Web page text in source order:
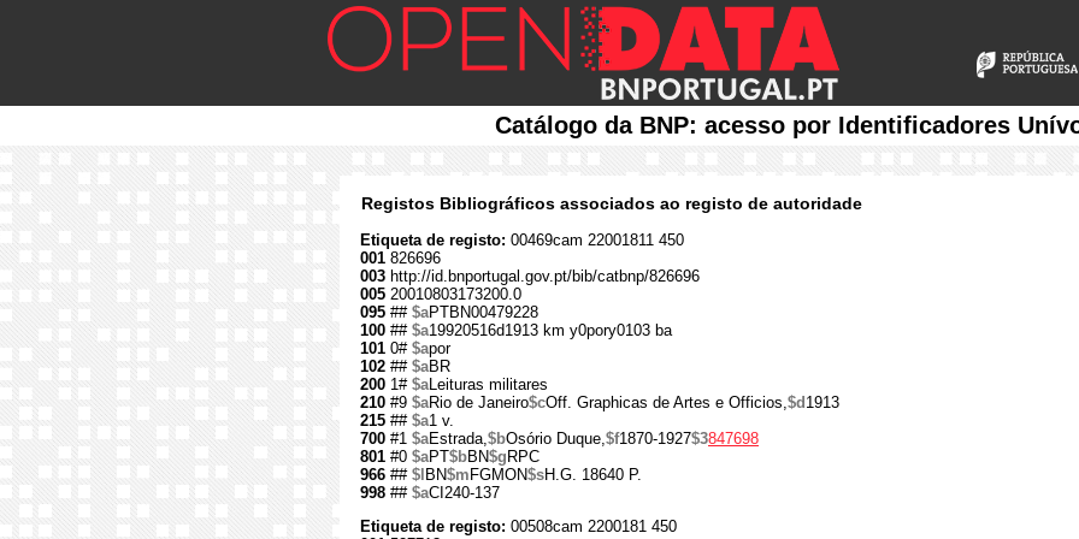
Catálogo da BNP: acesso por Identificadores
Registos Bibliográficos associados ao registo de autoridade
Etiqueta de registo: 00469cam 22001811 450
001 826696
003 http://id.bnportugal.gov.pt/bib/catbnp/826696
005 20010803173200.0
095 ## $aPTBN00479228
100 ## $a19920516d1913 km y0pory0103 ba
101 0# $apor
102 ## $aBR
200 1# $aLeituras militares
210 #9 $aRio de Janeiro$cOff. Graphicas de Artes e Officios,$d 1913
215 ## $a1 v.
700 #1 $aEstrada,$bOsório Duque,$f1870-1927$3847698
801 #0 $aPT$bBN$g RPC
966 ## $l BN$m FGMON$sH.G. 18640 P.
998 ## $aCI240-137
Etiqueta de registo: 00508cam 2200181 450